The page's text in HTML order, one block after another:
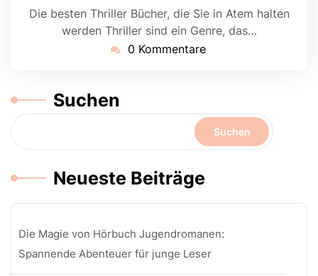
Die besten Thriller Bücher, die Sie in Atem halten
werden Thriller sind ein Genre, das…
0 Kommentare
Suchen
Suchen
Neueste Beiträge
Die Magie von Hörbuch Jugendromanen:
Spannende Abenteuer für junge Leser